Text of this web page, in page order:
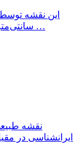
این نقشه
نقشه طبیعی ایران در اندازه 100x70 سانتی‌متر با مقیاس …
نقشه